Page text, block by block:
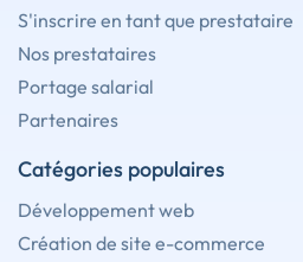
S'inscrire en tant que prestataire
Nos prestataires
Portage salarial
Partenaires
Catégories populaires
Développement web
Création de site e-commerce